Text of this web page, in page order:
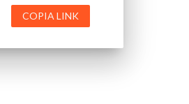
COPIA LINK